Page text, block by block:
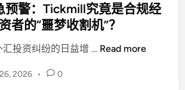
预警：Tickmill究竟是合规经
者的“噩梦收割机”？
投资纠纷的日益增 … 外
Read more
2026 • 0